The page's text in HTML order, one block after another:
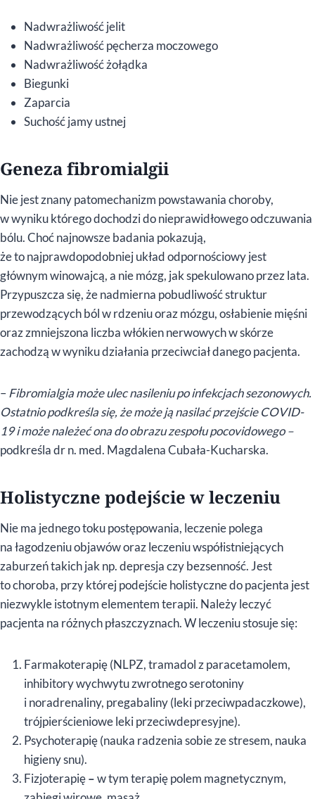
Nadwrażliwość jelit
Nadwrażliwość pęcherza moczowego
Nadwrażliwość żołądka
Biegunki
Zaparcia
Suchość jamy ustnej
Geneza fibromialgii
Nie jest znany patomechanizm powstawania choroby,
w wyniku którego dochodzi do nieprawidłowego odczuwania
bólu. Choć najnowsze badania pokazują,
że to najprawdopodobniej układ odpornościowy jest
głównym winowajcą, a nie mózg, jak spekulowano przez lata.
Przypuszcza się, że nadmierna pobudliwość struktur
przewodzących ból w rdzeniu oraz mózgu, osłabienie mięśni
oraz zmniejszona liczba włókien nerwowych w skórze
zachodzą w wyniku działania przeciwciał danego pacjenta.
–Fibromialgia może ulec nasileniu po infekcjach sezonowych.
Ostatnio podkreśla się, że może ją nasilać przejście COVID-
19 i może należeć ona do obrazu zespołu pocovidowego –
podkreśla dr n. med. Magdalena Cubała-Kucharska.
Holistyczne podejście w leczeniu
Nie ma jednego toku postępowania, leczenie polega
na łagodzeniu objawów oraz leczeniu współistniejących
zaburzeń takich jak np. depresja czy bezsenność. Jest
to choroba, przy której podejście holistyczne do pacjenta jest
niezwykle istotnym elementem terapii. Należy leczyć
pacjenta na różnych płaszczyznach. W leczeniu stosuje się:
Farmakoterapię (NLPZ, tramadol z paracetamolem,
inhibitory wychwytu zwrotnego serotoniny
i noradrenaliny, pregabaliny (leki przeciwpadaczkowe),
trójpierścieniowe leki przeciwdepresyjne).
Psychoterapię (nauka radzenia sobie ze stresem, nauka
higieny snu).
Fizjoterapię–w tym terapię polem magnetycznym,